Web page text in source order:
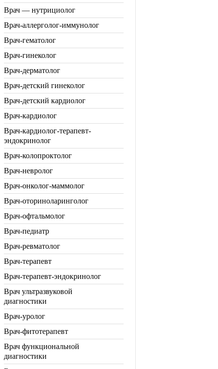
Врач — нутрициолог
Врач-аллерголог-иммунолог
Врач-гематолог
Врач-гинеколог
Врач-дерматолог
Врач-детский гинеколог
Врач-детский кардиолог
Врач-кардиолог
Врач-кардиолог-терапевт-
эндокринолог
Врач-колопроктолог
Врач-невролог
Врач-онколог-маммолог
Врач-оториноларинголог
Врач-офтальмолог
Врач-педиатр
Врач-ревматолог
Врач-терапевт
Врач-терапевт-эндокринолог
Врач ультразвуковой
диагностики
Врач-уролог
Врач-фитотерапевт
Врач функциональной
диагностики